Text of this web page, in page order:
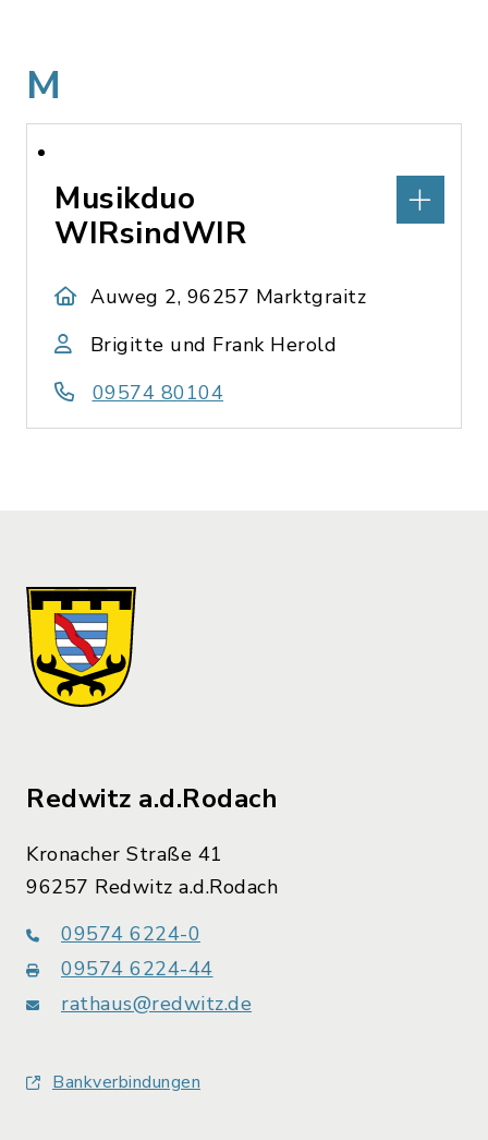
M
Musikduo
WIRsindWIR
Auweg 2, 96257 Marktgraitz
Brigitte und Frank Herold
09574 80104
Redwitz a.d.Rodach
Kronacher Straße 41
96257 Redwitz a.d.Rodach
09574 6224-0
09574 6224-44
rathaus@redwitz.de
Bankverbindungen